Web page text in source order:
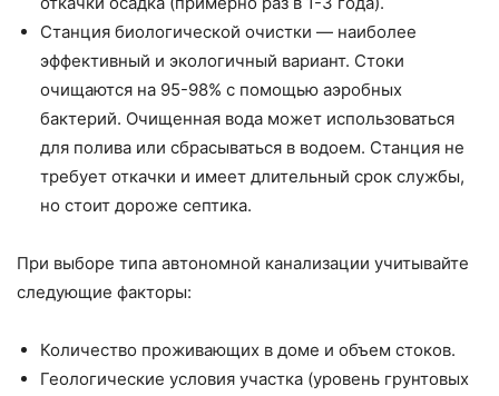
Станция биологической очистки — наиболее
эффективный и экологичный вариант. Стоки
очищаются на 95-98% с помощью аэробных
бактерий. Очищенная вода может использоваться
для полива или сбрасываться в водоем. Станция не
требует откачки и имеет длительный срок службы,
но стоит дороже септика.
При выборе типа автономной канализации учитывайте
следующие факторы:
Количество проживающих в доме и объем стоков.
Геологические условия участка (уровень грунтовых